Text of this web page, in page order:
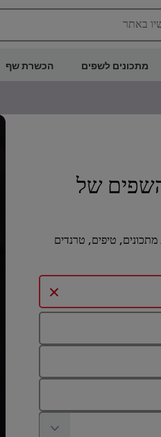
באתר
מתכונים לשפים הכשרת שף
של
טיפים, טרנדים